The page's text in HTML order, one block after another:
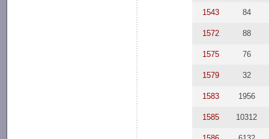
1543 84
1572 88
1575 76
1579 32
1583 1956
1585 10312